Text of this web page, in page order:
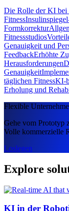
Die Rolle der KI bei
Fitness
Formkorrektur
Fitnessstudios
Genauigkeit und
FeedbackErhöhte
Herausforderungen
Genauigkeit
täglichen FitnessKI-
Erholung und
Flexible
Gehe vom Prototyp
Volle kommerzielle
Loslegen
Explore
KI in der